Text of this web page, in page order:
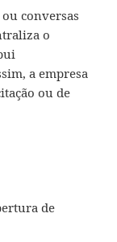
conversas
o
a empresa
ou de
de